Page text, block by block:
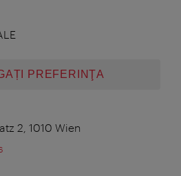
PREFERINŢA
2, 1010 Wien